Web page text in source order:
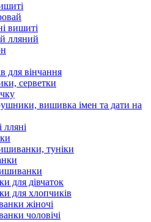
вишиті
лляний
для вінчання
серветки
вишивка імен та дати на
туніки
для дівчаток
для хлопчиків
жіночі
чоловічі